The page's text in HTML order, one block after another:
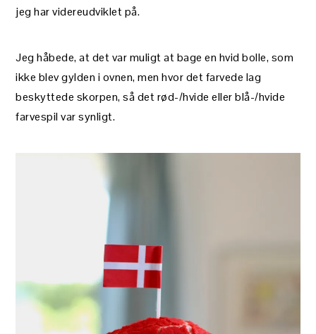
jeg har videreudviklet på.
Jeg håbede, at det var muligt at bage en hvid bolle, som
ikke blev gylden i ovnen, men hvor det farvede lag
beskyttede skorpen, så det rød-/hvide eller blå-/hvide
farvespil var synligt.